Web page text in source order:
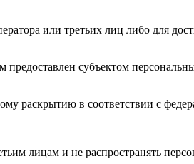
или третьих лиц либо для
субъектом
раскрытию в соответствии с
лицам и не распространять